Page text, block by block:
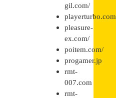
gil.com/
pleasure-
ex.com/
poitem.com/
progamer.jp
rmt-
007.com
rmt-